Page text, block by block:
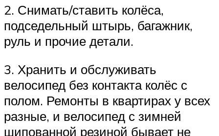
2. Снимать/ставить колёса,
подседельный штырь, багажник,
руль и прочие детали.
3. Хранить и обслуживать
велосипед без контакта колёс с
полом. Ремонты в квартирах у всех
разные, и велосипед с зимней
шипованной резиной бывает не